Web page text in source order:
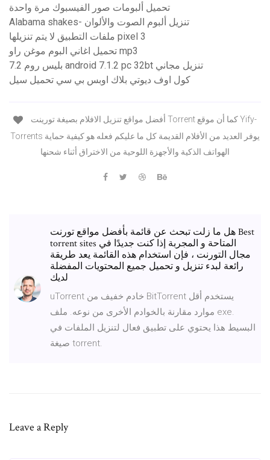
تحميل ألبومات صور الفيسبوك مرة واحدة
Alabama shakes- تنزيل ألبوم الصوت والألوان
ملفات التطبيق لا يتم تنزيلها pixel 3
تحميل اغاني البوم موغن راو mp3
بليس روم 7.2 android 7.1.2 pc 32bt تنزيل مجاني
كول اوف ديوتي بلاك اوبس بي سي تحميل سيل
Torrents يوفر العديد من الأفلام القديمة كل ما عليكم فعله هو كيفية حماية
الهواتف الذكية والأجهزة اللوحية من الاختراق أثناء شحنها
هل ما زلت تبحث عن قائمة بأفضل مواقع تورنت Best
torrent sites المتاحة و المجربة إذا كنت جديدًا في
مجال التورنت ، فإن استخدام هذه القائمة يعد طريقة
رائعة لبدء تنزيل و تحميل جميع المحتويات المفضلة
لديك
uTorrent خادم خفيف من BitTorrent يستخدم أقل
موارد مقارنة بالخوادم الأخرى من نوعه. ملف exe.
البسيط هذا يحتوي على تطبيق فعال لتنزيل الملفات في
صيغة torrent.
Leave a Reply